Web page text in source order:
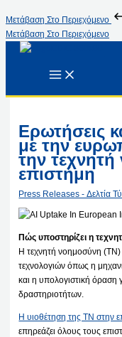
Μετάβαση Στο Περιεχόμενο
Μετάβαση Στο Περιεχόμενο
Ερωτήσεις
με την
την
επιστήμη
Press Releases - Δελτία
Πώς υποστηρίζει η
Η τεχνητή νοημοσύνη (ΤΝ)
τεχνολογιών όπως η
και η υπολογιστική όραση
δραστηριοτήτων.
Η υιοθέτηση της ΤΝ στην
επηρεάζει όλους τους